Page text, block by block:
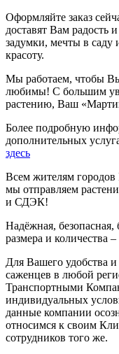
Оформляйте заказ
доставят Вам радость
задумки, мечты в саду
красоту.
Мы работаем, чтобы
любимы! С большим
растению, Ваш
Более подробную
дополнительных
здесь
Всем жителям городов
мы отправляем
и СДЭК!
Надёжная, безопасная,
размера и количества
Для Вашего удобства
саженцев в любой
Транспортными
индивидуальных
данные компании
относимся к своим
сотрудников того же.